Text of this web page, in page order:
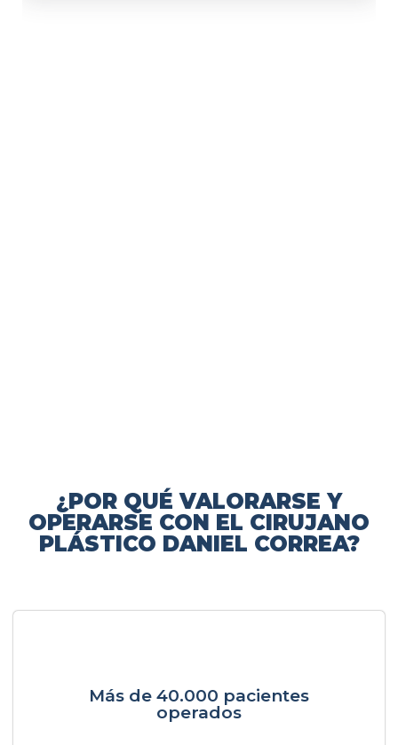
¿POR QUÉ VALORARSE Y
OPERARSE CON EL CIRUJANO
PLÁSTICO DANIEL CORREA?
Más de 40.000 pacientes
operados